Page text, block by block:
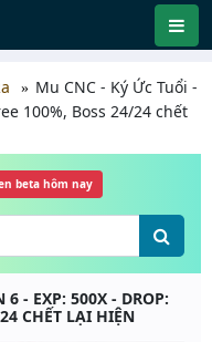
Mu CNC - Ký Ức Tuổi -
100%, Boss 24/24 chết
beta hôm nay
6 - EXP: 500X - DROP:
CHẾT LẠI HIỆN